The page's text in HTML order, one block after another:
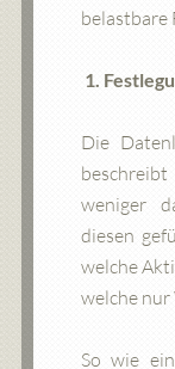
belastbare
1.
Die
weniger
diesen
welche
welche nur
So wie